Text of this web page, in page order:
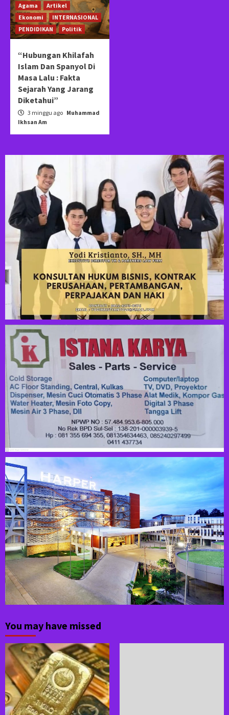
Agama
Artikel
Ekonomi
INTERNASIONAL
PENDIDIKAN
Politik
“Hubungan Khilafah
Islam Dan Spanyol Di
Masa Lalu : Fakta
Sejarah Yang Jarang
Diketahui”
3 minggu ago Muhammad
Ikhsan Am
You may have missed